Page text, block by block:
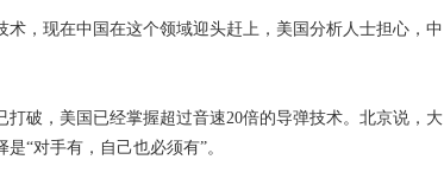
，现在中国在这个领域迎头赶上，美国分析人士担心，中
破，美国已经掌握超过音速20倍的导弹技术。北京说，大
“对手有，自己也必须有”。